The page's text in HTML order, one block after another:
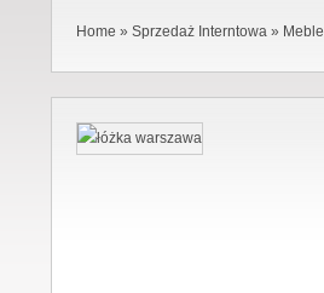
Home » Sprzedaż Interntowa » Meble